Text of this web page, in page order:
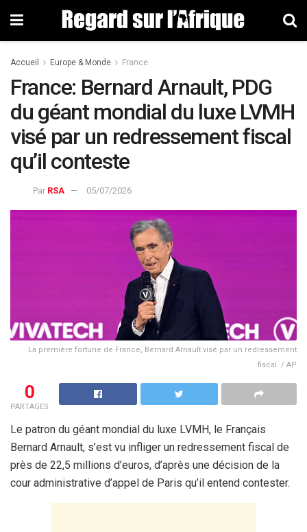
Accueil Europe & Monde France
France: Bernard Arnault, PDG
du géant mondial du luxe LVMH
visé par un redressement fiscal
qu’il conteste
Par RSA 05/07/2026
La première fortune de France, Bernard Arnault visé par un redressement
fiscal. / AP
0
PARTAGES
Le patron du géant mondial du luxe LVMH, le Français
Bernard Arnault, s’est vu infliger un redressement fiscal de
près de 22,5 millions d’euros, d’après une décision de la
cour administrative d’appel de Paris qu’il entend contester.